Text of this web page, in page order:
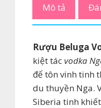
vodka
Nga
đại
dương
số
lượng
Mô tả
Rượu Beluga
kiệt tácvodka
để tôn vinh tinh
du thuyền Nga.
Siberia tinh